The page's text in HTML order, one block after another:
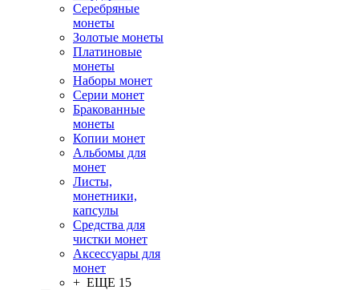
Серебряные
монеты
Золотые монеты
Платиновые
монеты
Наборы монет
Серии монет
Бракованные
монеты
Копии монет
Альбомы для
монет
Листы,
монетники,
капсулы
Средства для
чистки монет
Аксессуары для
монет
+ ЕЩЕ 15